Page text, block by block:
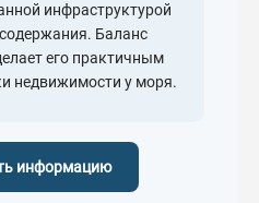
инфраструктурой
Баланс
его практичным
недвижимости у моря.
информацию